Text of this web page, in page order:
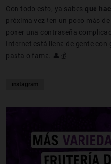
Con todo esto, ya sabes qué
próxima vez ten un poco más
poner una contraseña
Internet está llena de gente con
pasta o fama. 👤💰
instagram